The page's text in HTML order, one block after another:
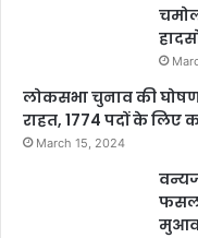
लोकसभा चुनाव की
राहत, 1774 पदों के
March 15, 2024
फसल